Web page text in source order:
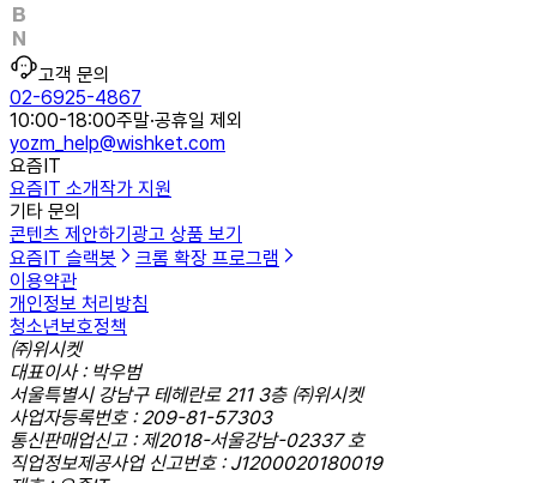
고객 문의
02-6925-4867
10:00-18:00주말·공휴일 제외
yozm_help@wishket.com
요즘IT
요즘IT 소개작가 지원
기타 문의
콘텐츠 제안하기광고 상품 보기
요즘IT 슬랙봇
크롬 확장 프로그램
이용약관
개인정보 처리방침
청소년보호정책
㈜위시켓
대표이사 : 박우범
서울특별시 강남구 테헤란로 211 3층 ㈜위시켓
사업자등록번호 : 209-81-57303
통신판매업신고 : 제2018-서울강남-02337 호
직업정보제공사업 신고번호 : J1200020180019